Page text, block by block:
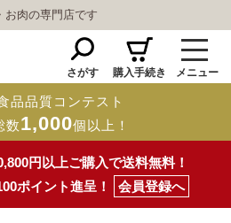
お肉の専門店です
さがす 購入手続き メニュー
品品質コンテスト
数1,000個以上！
円以上ご購入で送料無料！
ポイント進呈！
会員登録へ